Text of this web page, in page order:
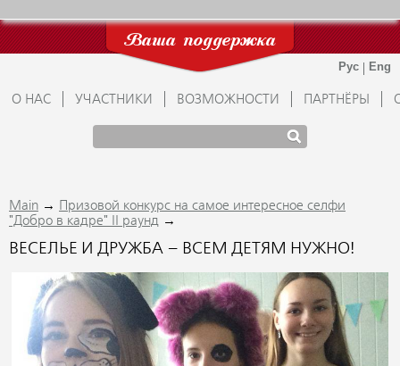
Ваша поддержка
О НАС УЧАСТНИКИ ВОЗМОЖНОСТИ ПАРТНЁРЫ
Main →
Призовой конкурс на самое интересное селфи
"Добро в кадре" II раунд →
ВЕСЕЛЬЕ И ДРУЖБА – ВСЕМ ДЕТЯМ НУЖНО!